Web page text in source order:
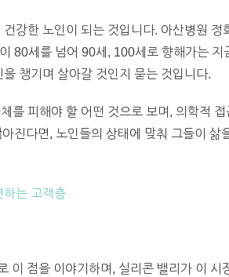
강한 노인이 되는 것입니다. 아산병원 정
80세를 넘어 90세, 100세로 향해가는
챙기며 살아갈 것인지 묻는 것입니다.
를 피해야 할 어떤 것으로 보며, 의학적
진다면, 노인들의 상태에 맞춰 그들이 삶
하는 고객층
이 점을 이야기하며, 실리콘 밸리가 이 시